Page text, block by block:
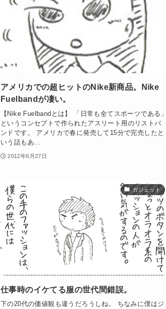
アメリカでの超ヒットのNike新商品。Nike
Fuelbandが凄い。
【Nike Fuelbandとは】 「日常も全てスポーツである」
というコンセプトで作られたアスリート用のリストバ
ンドです。 アメリカで春に発売して15分で完売したと
いう話もあ...
2012年6月27日
ガジェット
仕事時のイケてる服の世代間錯誤。
下の20代の価値観も違うだろうしね。 ちなみに僕はジ